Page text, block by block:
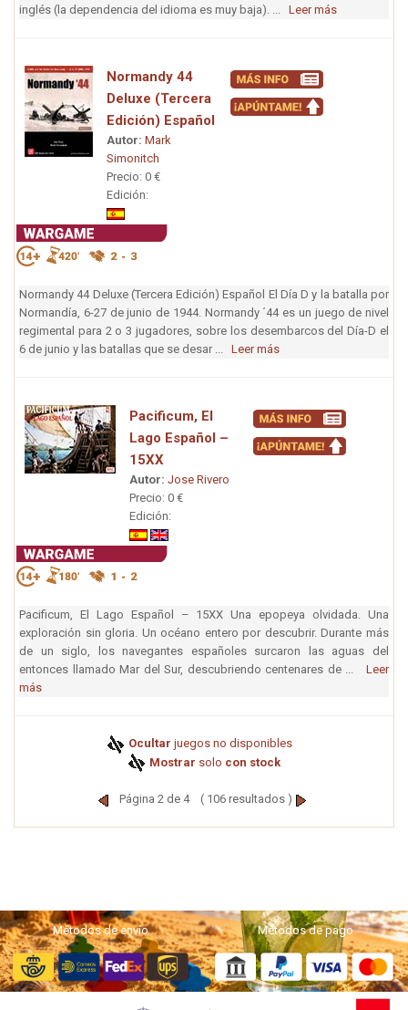
inglés (la dependencia del idioma es muy baja). ... Leer más
Normandy 44
Deluxe (Tercera
Edición) Español
Autor: Mark
Simonitch
Precio: 0 €
Edición:
Normandy 44 Deluxe (Tercera Edición) Español El Día D y la batalla por
Normandía, 6-27 de junio de 1944. Normandy ´44 es un juego de nivel
regimental para 2 o 3 jugadores, sobre los desembarcos del Día-D el
6 de junio y las batallas que se desar ... Leer más
Pacificum, El
Lago Español –
15XX
Autor: Jose Rivero
Precio: 0 €
Edición:
Pacificum, El Lago Español – 15XX Una epopeya olvidada. Una
exploración sin gloria. Un océano entero por descubrir. Durante más
de un siglo, los navegantes españoles surcaron las aguas del
entonces llamado Mar del Sur, descubriendo centenares de ... Leer
más
Ocultar juegos no disponibles
Mostrar solo con stock
Página 2 de 4 ( 106 resultados )
Métodos de envío Métodos de pago